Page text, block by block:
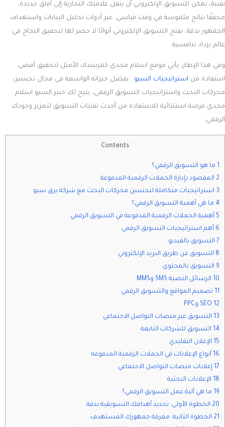
تقنية، يمكن للتسويق الإلكتروني أن ينقل علامتك التجارية إلى آفاق جديدة،
محققًا نتائج ملموسة في وقت قياسي. عبر أدوات تحليل البيانات واستهداف
الجمهور بدقة، يفتح التسويق الإلكتروني أبوابًا لا حصر لها لتحقيق النجاح في
عالم يزداد تنافسية.
وفي هذا الإطار، يأتي موقع اسلام مجدي كمرشدك الأمثل لتحقيق أقصى
استفادة من استراتيجيات السيو . بفضل خبراته الواسعة في مجال تحسين
محركات البحث واستراتيجيات التسويق الرقمي، يتيح لك خبير السيو اسلام
مجدي فرصة استثنائية للاستفادة من أحدث تقنيات التسويق لتعزيز وجودك
الرقمي.
Contents
1 ما هو التسويق الرقمي؟
2 المقصود بإدارة الحملات الرقمية المدفوعة
3 استراتيجيات متكاملة لتحسين محركات البحث مع شركة برق سيو
4 ما هي أهمية التسويق الرقمي؟
5 أهمية الحملات الرقمية المدفوعة في التسويق الرقمي
6 أهم استراتيجيات التسويق الرقمي
7 التسويق بالفيديو
8 التسويق عن طريق البريد الإلكتروني
9 التسويق بالمحتوى
10 الرسائل النصية SMS وMMS
11 تصميم المواقع والتسويق الرقمي
12 SEO وPPC
13 التسويق عبر منصات التواصل الاجتماعي
14 التسويق للشركات التابعة
15 الإعلان التقليدي
16 أنواع الإعلانات في الحملات الرقمية المدفوعة
17 إعلانات منصات التواصل الاجتماعي
18 الإعلانات البحثية
19 ما هي آلية عمل التسويق الرقمي؟
20 الخطوة الأولى: تحديد أهدافك التسويقية بدقة
21 الخطوة الثانية: معرفة جمهورك المستهدف